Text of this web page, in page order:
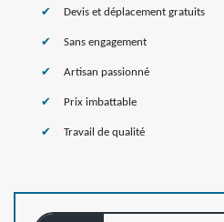
Devis et déplacement gratuits
Sans engagement
Artisan passionné
Prix imbattable
Travail de qualité